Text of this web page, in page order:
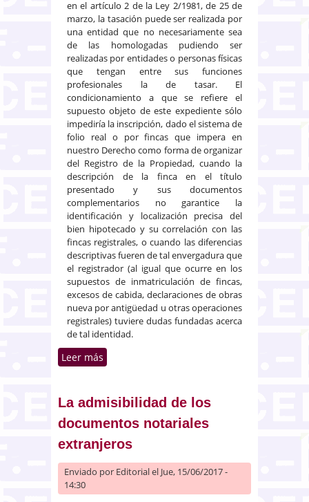
en el artículo 2 de la Ley 2/1981, de 25 de
marzo, la tasación puede ser realizada por
una entidad que no necesariamente sea
de las homologadas pudiendo ser
realizadas por entidades o personas físicas
que tengan entre sus funciones
profesionales la de tasar. El
condicionamiento a que se refiere el
supuesto objeto de este expediente sólo
impediría la inscripción, dado el sistema de
folio real o por fincas que impera en
nuestro Derecho como forma de organizar
del Registro de la Propiedad, cuando la
descripción de la finca en el título
presentado y sus documentos
complementarios no garantice la
identificación y localización precisa del
bien hipotecado y su correlación con las
fincas registrales, o cuando las diferencias
descriptivas fueren de tal envergadura que
el registrador (al igual que ocurre en los
supuestos de inmatriculación de fincas,
excesos de cabida, declaraciones de obras
nueva por antigüedad u otras operaciones
registrales) tuviere dudas fundadas acerca
de tal identidad.
Leer más
La admisibilidad de los
documentos notariales
extranjeros
Enviado por Editorialel Jue, 15/06/2017 -
14:30